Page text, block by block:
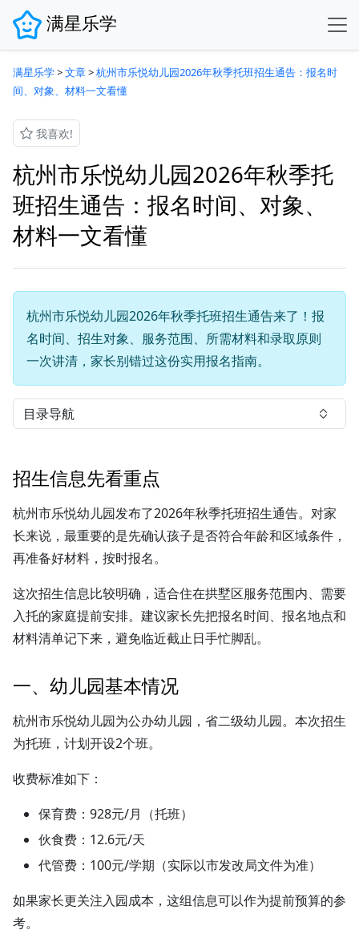
满星乐学
满星乐学>文章>杭州市乐悦幼儿园2026年秋季托班招生通告：报名时
间、对象、材料一文看懂
我喜欢!
杭州市乐悦幼儿园2026年秋季托
班招生通告：报名时间、对象、
材料一文看懂
杭州市乐悦幼儿园2026年秋季托班招生通告来了！报
名时间、招生对象、服务范围、所需材料和录取原则
一次讲清，家长别错过这份实用报名指南。
目录导航
招生信息先看重点
杭州市乐悦幼儿园发布了2026年秋季托班招生通告。对家
长来说，最重要的是先确认孩子是否符合年龄和区域条件，
再准备好材料，按时报名。
这次招生信息比较明确，适合住在拱墅区服务范围内、需要
入托的家庭提前安排。建议家长先把报名时间、报名地点和
材料清单记下来，避免临近截止日手忙脚乱。
一、幼儿园基本情况
杭州市乐悦幼儿园为公办幼儿园，省二级幼儿园。本次招生
为托班，计划开设2个班。
收费标准如下：
保育费：928元/月（托班）
伙食费：12.6元/天
代管费：100元/学期（实际以市发改局文件为准）
如果家长更关注入园成本，这组信息可以作为提前预算的参
考。